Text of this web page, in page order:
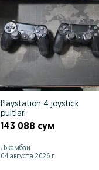
Playstation 4 joystick
pultlari
143 088 сум
Джамбай
04 августа 2026 г.